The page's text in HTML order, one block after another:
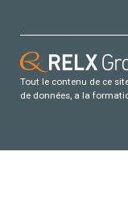
Tout le contenu de ce
de données, a la